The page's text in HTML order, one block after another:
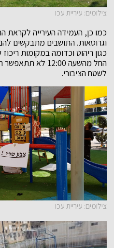
צילומים: עיריית עכו
כמו כן, העמידה העירייה לקראת
וגרוטאות. התושבים מתבקשים
כגון ריהוט וכדומה במקומות
החל מהשעה 12:00
לשטח הציבורי.
צילומים: עיריית עכו